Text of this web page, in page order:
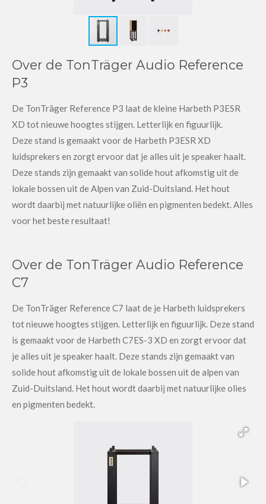
Over de TonTräger Audio Reference
P3
De TonTräger Reference P3 laat de kleine Harbeth P3ESR
XD tot nieuwe hoogtes stijgen. Letterlijk en figuurlijk.
Deze stand is gemaakt voor de Harbeth P3ESR XD
luidsprekers en zorgt ervoor dat je alles uit je speaker haalt.
Deze stands zijn gemaakt van solide hout afkomstig uit de
lokale bossen uit de Alpen van Zuid-Duitsland. Het hout
wordt daarbij met natuurlijke oliën en pigmenten bedekt. Alles
voor het beste resultaat!
Over de TonTräger Audio Reference
C7
De TonTräger Reference C7 laat de je Harbeth luidsprekers
tot nieuwe hoogtes stijgen. Letterlijk en figuurlijk. Deze stand
is gemaakt voor de Harbeth C7ES-3 XD en zorgt ervoor dat
je alles uit je speaker haalt. Deze stands zijn gemaakt van
solide hout afkomstig uit de lokale bossen uit de alpen van
Zuid-Duitsland. Het hout wordt daarbij met natuurlijke olies
en pigmenten bedekt.